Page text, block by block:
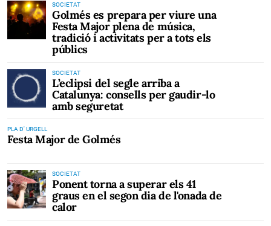
SOCIETAT
Golmés es prepara per viure una
Festa Major plena de música,
tradició i activitats per a tots els
públics
SOCIETAT
L’eclipsi del segle arriba a
Catalunya: consells per gaudir-lo
amb seguretat
PLA D' URGELL
Festa Major de Golmés
SOCIETAT
Ponent torna a superar els 41
graus en el segon dia de l'onada de
calor